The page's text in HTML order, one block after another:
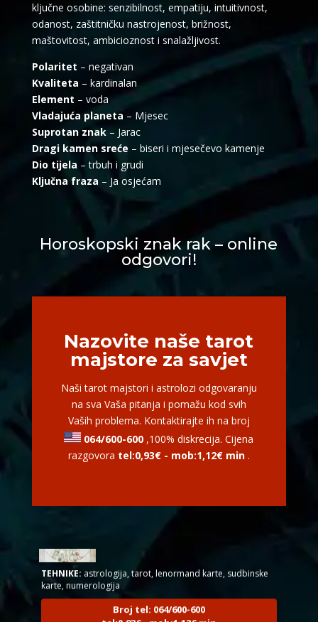
ključne osobine: senzibilnost, empatiju, intuitivnost,
odanost, zaštitničku nastrojenost, brižnost,
maštovitost, ambicioznost i snalažljivost.
Polaritet – negativan
Kvaliteta – kardinalan
Element – voda
Vladajuća planeta – Mjesec
Suprotan znak– Jarac
Dragi kamen sreće – biseri i mjesečevo kamenje
Dio tijela – trbuh i grudi
Ključna fraza – Ja osjećam
Horoskopski znak rak – online
odgovori!
Nazovite naše tarot
majstore za savjet
Naši tarot majstori i astrolozi odgovaranju
na sva Vaša pitanja i pomažu kod svih
Vaših problema. Kontaktirajte ih na broj
064/600-600 ,100% diskrecija. Cijena
razgovora tel:0,93€ - mob:1,12€ min .
Tarot savjetnik je zauzet
sudbinske karte, anđeoske poruke
DENI/ Kod 15
Tarot savjetnik je zauzet
TEHNIKE:tarot, tarot marseille, ljubavni tarot, visak
Broj tel: 064/600-600
tel:0,93€ - mob:1,12€ min
TEHNIKE:astrologija, tarot, lenormand karte, sudbinske
karte, numerologija
Broj tel: 064/600-600
tel:0,93€ - mob:1,12€ min